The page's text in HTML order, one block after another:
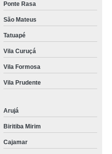
Ponte Rasa
São Mateus
Tatuapé
Vila Curuçá
Vila Formosa
Vila Prudente
Arujá
Biritiba Mirim
Cajamar